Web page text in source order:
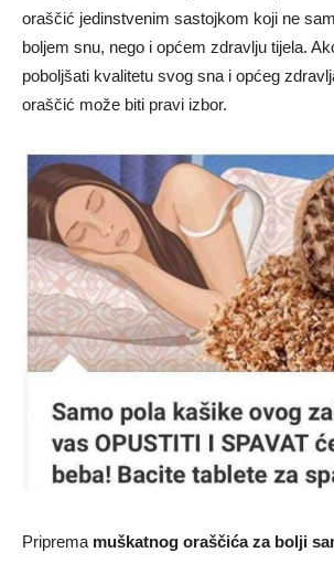
oraščić jedinstvenim sastojkom koji ne
boljem snu, nego i općem zdravlju tijela.
poboljšati kvalitetu svog sna i općeg
oraščić može biti pravi izbor.
Priprema muškatnog oraščića za bolji